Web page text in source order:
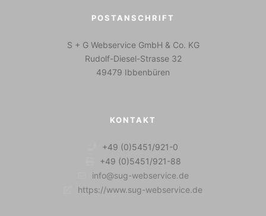
POSTANSCHRIFT
S + G Webservice GmbH & Co. KG
Rudolf-Diesel-Strasse 32
49479 Ibbenbüren
KONTAKT
+49 (0)5451/921-0
+49 (0)5451/921-88
info@sug-webservice.de
https://www.sug-webservice.de